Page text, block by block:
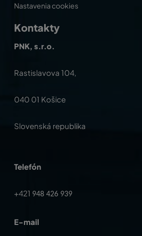
Nastavenia cookies
Kontakty
PNK, s.r.o.
Rastislavova 104,
040 01 Košice
Slovenská republika
Telefón
+421 948 426 939
E-mail